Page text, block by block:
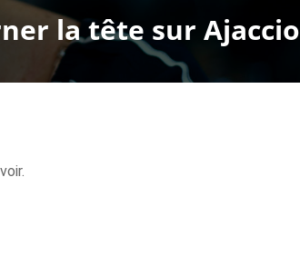
la tête sur Ajaccio